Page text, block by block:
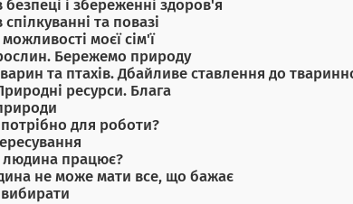
і збереженні здоров'я
та повазі
моєї сім'ї
Бережемо природу
та птахів. Дбайливе ставлення до
ресурси. Блага
для роботи?
людина працює?
не може мати все, що бажає